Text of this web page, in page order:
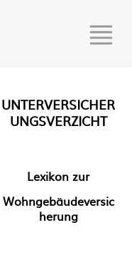
UNTERVERSICHER
UNGSVERZICHT
Lexikon zur
Wohngebäudeversic
herung